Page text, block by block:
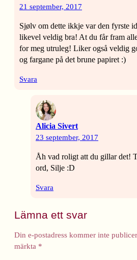
21 september, 2017
Sjølv om dette ikkje var den fyrste
likevel veldig bra! At du får fram
for meg utruleg! Liker også veldig
og fargane på det brune papiret :)
Svara
Alicia Sivert
23 september, 2017
Åh vad roligt att du gillar det!
ord, Silje :D
Svara
Lämna ett svar
Din e-postadress kommer inte
märkta *